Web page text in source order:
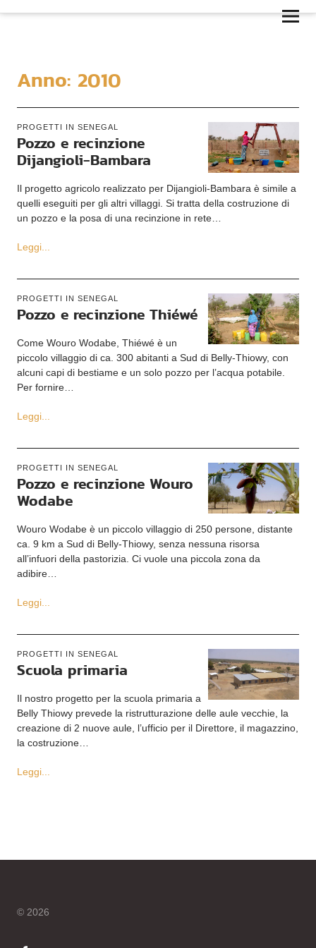
Anno: 2010
PROGETTI IN SENEGAL
Pozzo e recinzione
Dijangioli-Bambara
Il progetto agricolo realizzato per Dijangioli-Bambara è simile a
quelli eseguiti per gli altri villaggi. Si tratta della costruzione di
un pozzo e la posa di una recinzione in rete…
Leggi...
PROGETTI IN SENEGAL
Pozzo e recinzione Thiéwé
Come Wouro Wodabe, Thiéwé è un
piccolo villaggio di ca. 300 abitanti a Sud di Belly-Thiowy, con
alcuni capi di bestiame e un solo pozzo per l’acqua potabile.
Per fornire…
Leggi...
PROGETTI IN SENEGAL
Pozzo e recinzione Wouro
Wodabe
Wouro Wodabe è un piccolo villaggio di 250 persone, distante
ca. 9 km a Sud di Belly-Thiowy, senza nessuna risorsa
all’infuori della pastorizia. Ci vuole una piccola zona da
adibire…
Leggi...
PROGETTI IN SENEGAL
Scuola primaria
Il nostro progetto per la scuola primaria a
Belly Thiowy prevede la ristrutturazione delle aule vecchie, la
creazione di 2 nuove aule, l’ufficio per il Direttore, il magazzino,
la costruzione…
Leggi...
© 2026